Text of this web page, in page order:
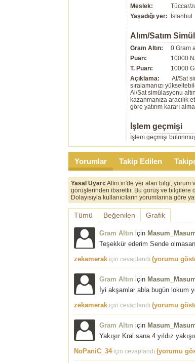
Meslek:
Tüccar/
Yaşadığı yer:
İstanbul
Alım/Satım
Gram Altın:
0 Gram
Puan:
10000
T. Puan:
10000
Açıklama:
Al/Sat
sıralamanızı
Al/Sat simülasyonu
kazanmanıza aracılık
göre yatırım kararı
İşlem geçmişi
İşlem geçmişi
Yorumlar Takip Edilen
Yasal Uyarı: Altin.in'de yer alan bilgi, yorum
görüşlerinden ibarettir. Bu görüş ve bilgilere
Dolayısıyla kullanıcıların yorumlarına göre
Tümü Beğenilen Grafik
Gram Altın için
Teşekkür ederim Sende
zekamerak için cevaplandı (yorumu
Gram Altın için
İyi akşamlar abla bugün lokum
zekamerak için cevaplandı (yorumu
Gram Altın için
Yakışır Kral sana 4 yıldız
NoPaniC_34için cevaplandı (yorumu